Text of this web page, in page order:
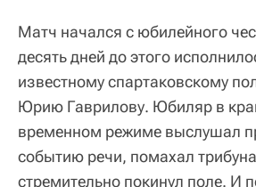
Матч начался с юбилейного
десять дней до этого
известному спартаковскому
Юрию Гаврилову. Юбиляр в
временном режиме выслушал
событию речи, помахал
стремительно покинул поле. И